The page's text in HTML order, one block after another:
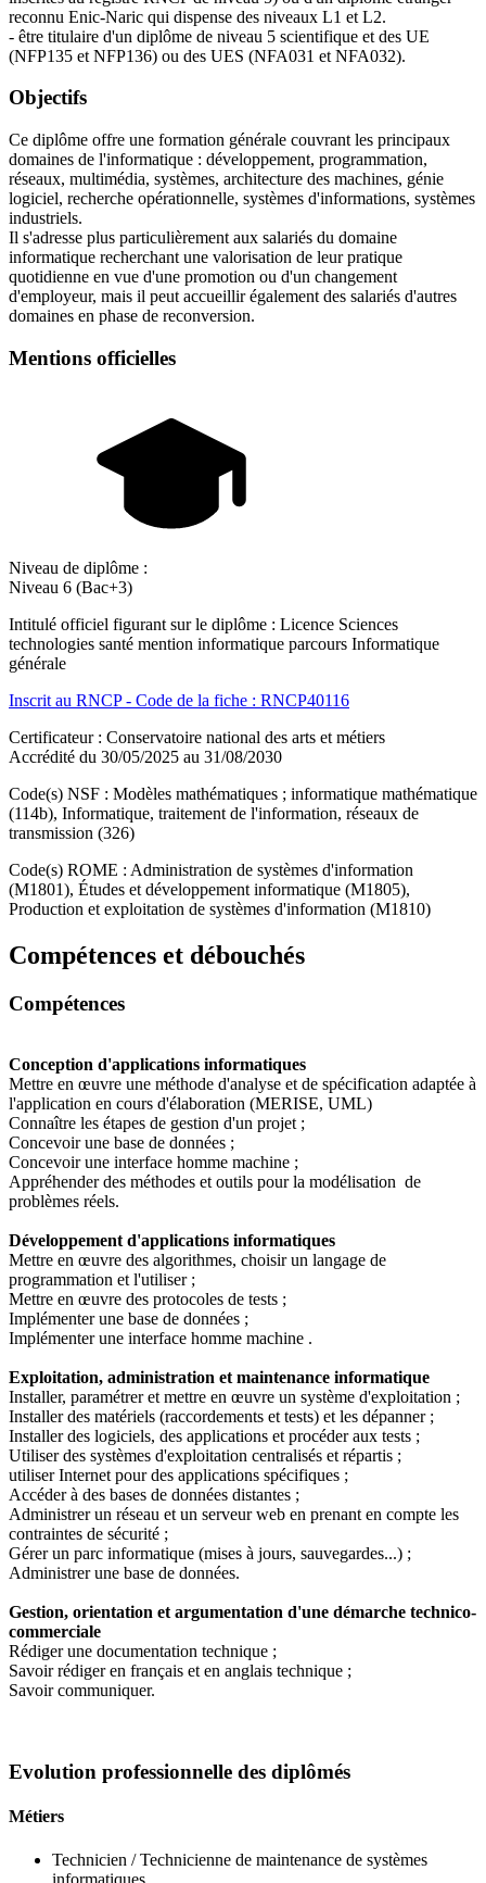
reconnu Enic-Naric qui dispense des niveaux L1 et L2.
- être titulaire d'un diplôme de niveau 5 scientifique et des UE
(NFP135 et NFP136) ou des UES (NFA031 et NFA032).
Objectifs
Ce diplôme offre une formation générale couvrant les principaux
domaines de l'informatique : développement, programmation,
réseaux, multimédia, systèmes, architecture des machines, génie
logiciel, recherche opérationnelle, systèmes d'informations, systèmes
industriels.
Il s'adresse plus particulièrement aux salariés du domaine
informatique recherchant une valorisation de leur pratique
quotidienne en vue d'une promotion ou d'un changement
d'employeur, mais il peut accueillir également des salariés d'autres
domaines en phase de reconversion.
Mentions officielles
Niveau de diplôme :
Niveau 6 (Bac+3)
Intitulé officiel figurant sur le diplôme : Licence Sciences
technologies santé mention informatique parcours Informatique
générale
Inscrit au RNCP - Code de la fiche : RNCP40116
Certificateur : Conservatoire national des arts et métiers
Accrédité du 30/05/2025 au 31/08/2030
Code(s) NSF : Modèles mathématiques ; informatique mathématique
(114b), Informatique, traitement de l'information, réseaux de
transmission (326)
Code(s) ROME : Administration de systèmes d'information
(M1801), Études et développement informatique (M1805),
Production et exploitation de systèmes d'information (M1810)
Compétences et débouchés
Compétences
Conception d'applications informatiques
Mettre en œuvre une méthode d'analyse et de spécification adaptée à
l'application en cours d'élaboration (MERISE, UML)
Connaître les étapes de gestion d'un projet ;
Concevoir une base de données ;
Concevoir une interface homme machine ;
Appréhender des méthodes et outils pour la modélisation de
problèmes réels.
Développement d'applications informatiques
Mettre en œuvre des algorithmes, choisir un langage de
programmation et l'utiliser ;
Mettre en œuvre des protocoles de tests ;
Implémenter une base de données ;
Implémenter une interface homme machine .
Exploitation, administration et maintenance informatique
Installer, paramétrer et mettre en œuvre un système d'exploitation ;
Installer des matériels (raccordements et tests) et les dépanner ;
Installer des logiciels, des applications et procéder aux tests ;
Utiliser des systèmes d'exploitation centralisés et répartis ;
utiliser Internet pour des applications spécifiques ;
Accéder à des bases de données distantes ;
Administrer un réseau et un serveur web en prenant en compte les
contraintes de sécurité ;
Gérer un parc informatique (mises à jours, sauvegardes...) ;
Administrer une base de données.
Gestion, orientation et argumentation d'une démarche technico-
commerciale
Rédiger une documentation technique ;
Savoir rédiger en français et en anglais technique ;
Savoir communiquer.
Evolution professionnelle des diplômés
Métiers
Technicien / Technicienne de maintenance de systèmes
informatiques